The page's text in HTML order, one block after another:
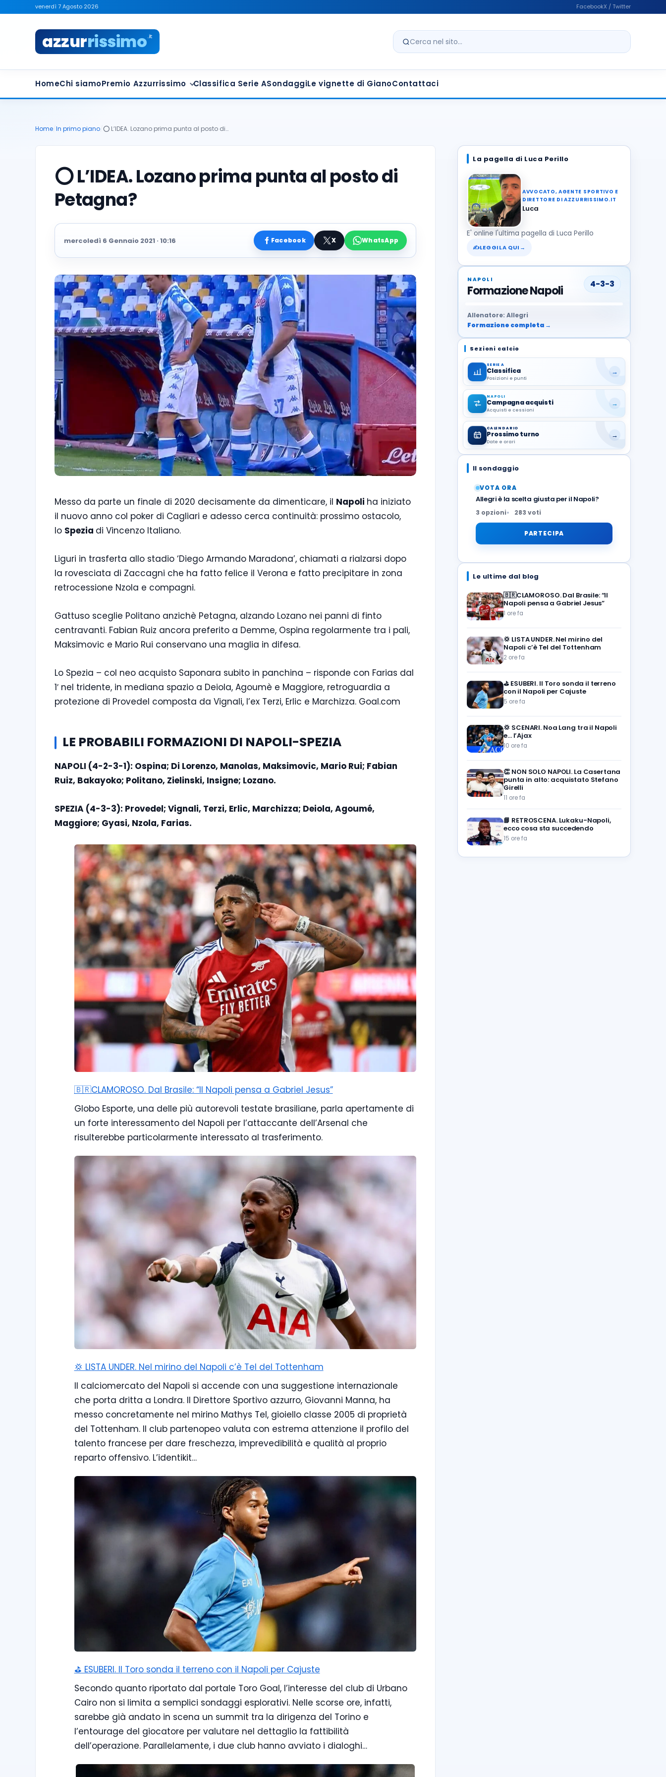
venerdì 7 Agosto 2026 FacebookX / Twitter
azzurrissimo.it
Cerca nel sito
HomeChi siamoPremio Azzurrissimo Classifica Serie ASondaggiLe vignette di GianoContattaci
Home In primo piano ⭕️ L’IDEA. Lozano prima punta al posto di…
⭕️ L’IDEA. Lozano prima punta al posto di
Petagna?
mercoledì 6 Gennaio 2021 · 10:16 Facebook X WhatsApp
Messo da parte un finale di 2020 decisamente da dimenticare, il Napoli ha iniziato
il nuovo anno col poker di Cagliari e adesso cerca continuità: prossimo ostacolo,
lo Spezia di Vincenzo Italiano.
Liguri in trasferta allo stadio ‘Diego Armando Maradona’, chiamati a rialzarsi dopo
la rovesciata di Zaccagni che ha fatto felice il Verona e fatto precipitare in zona
retrocessione Nzola e compagni.
Gattuso sceglie Politano anzichè Petagna, alzando Lozano nei panni di finto
centravanti. Fabian Ruiz ancora preferito a Demme, Ospina regolarmente tra i pali,
Maksimovic e Mario Rui conservano una maglia in difesa.
Lo Spezia – col neo acquisto Saponara subito in panchina – risponde con Farias dal
1′ nel tridente, in mediana spazio a Deiola, Agoumè e Maggiore, retroguardia a
protezione di Provedel composta da Vignali, l’ex Terzi, Erlic e Marchizza. Goal.com
LE PROBABILI FORMAZIONI DI NAPOLI-SPEZIA
NAPOLI (4-2-3-1): Ospina; Di Lorenzo, Manolas, Maksimovic, Mario Rui; Fabian
Ruiz, Bakayoko; Politano, Zielinski, Insigne; Lozano.
SPEZIA (4-3-3): Provedel; Vignali, Terzi, Erlic, Marchizza; Deiola, Agoumé,
Maggiore; Gyasi, Nzola, Farias.
🇧🇷CLAMOROSO. Dal Brasile: “Il Napoli pensa a Gabriel Jesus”
Globo Esporte, una delle più autorevoli testate brasiliane, parla apertamente di
un forte interessamento del Napoli per l’attaccante dell’Arsenal che
risulterebbe particolarmente interessato al trasferimento.
💢 LISTA UNDER. Nel mirino del Napoli c’è Tel del Tottenham
Il calciomercato del Napoli si accende con una suggestione internazionale
che porta dritta a Londra. Il Direttore Sportivo azzurro, Giovanni Manna, ha
messo concretamente nel mirino Mathys Tel, gioiello classe 2005 di proprietà
del Tottenham. Il club partenopeo valuta con estrema attenzione il profilo del
talento francese per dare freschezza, imprevedibilità e qualità al proprio
reparto offensivo. L’identikit…
⛳ ESUBERI. Il Toro sonda il terreno con il Napoli per Cajuste
Secondo quanto riportato dal portale Toro Goal, l’interesse del club di Urbano
Cairo non si limita a semplici sondaggi esplorativi. Nelle scorse ore, infatti,
sarebbe già andato in scena un summit tra la dirigenza del Torino e
l’entourage del giocatore per valutare nel dettaglio la fattibilità
dell’operazione. Parallelamente, i due club hanno avviato i dialoghi…
La pagella di Luca Perillo
AVVOCATO, AGENTE SPORTIVO E
DIRETTORE DI AZZURRISSIMO.IT
Luca
E' online l'ultima pagella di Luca Perillo
✍LEGGILA QUI →
NAPOLI
Formazione Napoli 4-3-3
Allenatore: Allegri
Formazione completa →
Sezioni calcio
SERIE A
Classifica
Posizioni e punti
→
NAPOLI
Campagna acquisti
Acquisti e cessioni
→
CALENDARIO
Prossimo turno
Date e orari
→
Il sondaggio
VOTA ORA
Allegri è la scelta giusta per il Napoli?
3 opzioni 283 voti
PARTECIPA
Le ultime dal blog
🇧🇷CLAMOROSO. Dal Brasile: “Il
Napoli pensa a Gabriel Jesus”
1 ore fa
💢 LISTA UNDER. Nel mirino del
Napoli c’è Tel del Tottenham
2 ore fa
⛳ ESUBERI. Il Toro sonda il terreno
con il Napoli per Cajuste
5 ore fa
💢 SCENARI. Noa Lang tra il Napoli
e… l’Ajax
10 ore fa
👏 NON SOLO NAPOLI. La Casertana
punta in alto: acquistato Stefano
Girelli
11 ore fa
📘 RETROSCENA. Lukaku-Napoli,
ecco cosa sta succedendo
15 ore fa